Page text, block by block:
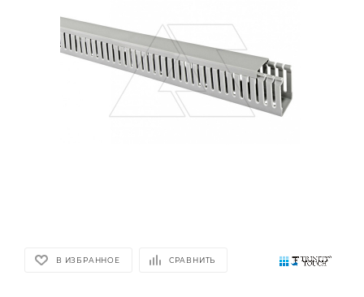
В ИЗБРАННОЕ СРАВНИТЬ